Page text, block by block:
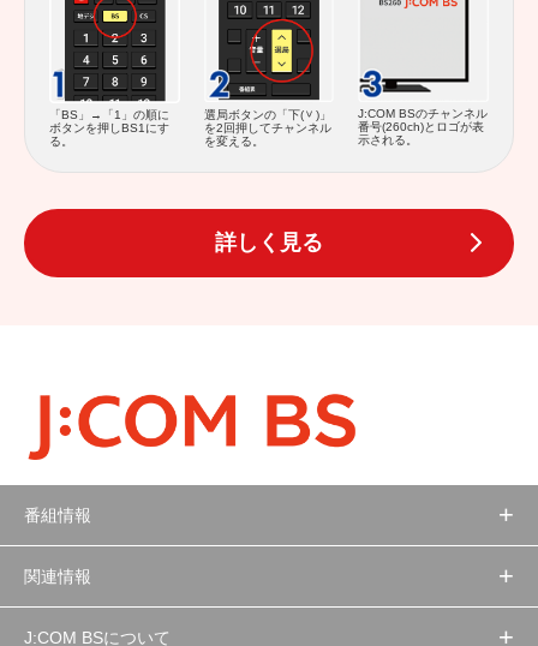
「BS」→「1」の順に
ボタンを押しBS1にす
る。
選局ボタンの「下(
)」
を2回押してチャンネル
を変える。
J:COM BSのチャンネル
番号(260ch)とロゴが表
示される。
詳しく見る
番組情報
関連情報
J:COM BSについて